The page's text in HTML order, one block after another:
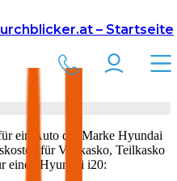
– Startseite
Hyundai
Hyundai i20
ein Auto der Marke Hyundai
für Vollkasko, Teilkasko
einen Hyundai i20: